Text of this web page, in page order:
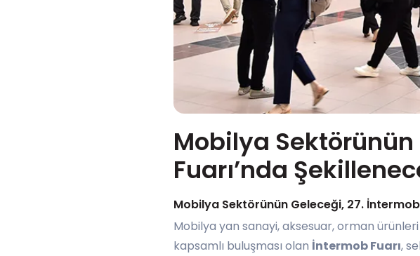
Mobilya
Fuarı’nda
Mobilya Sektörünün Geleceği, 27. İntermob
Mobilya yan sanayi, aksesuar, orman
kapsamlı buluşması olan İntermob Fuarı,